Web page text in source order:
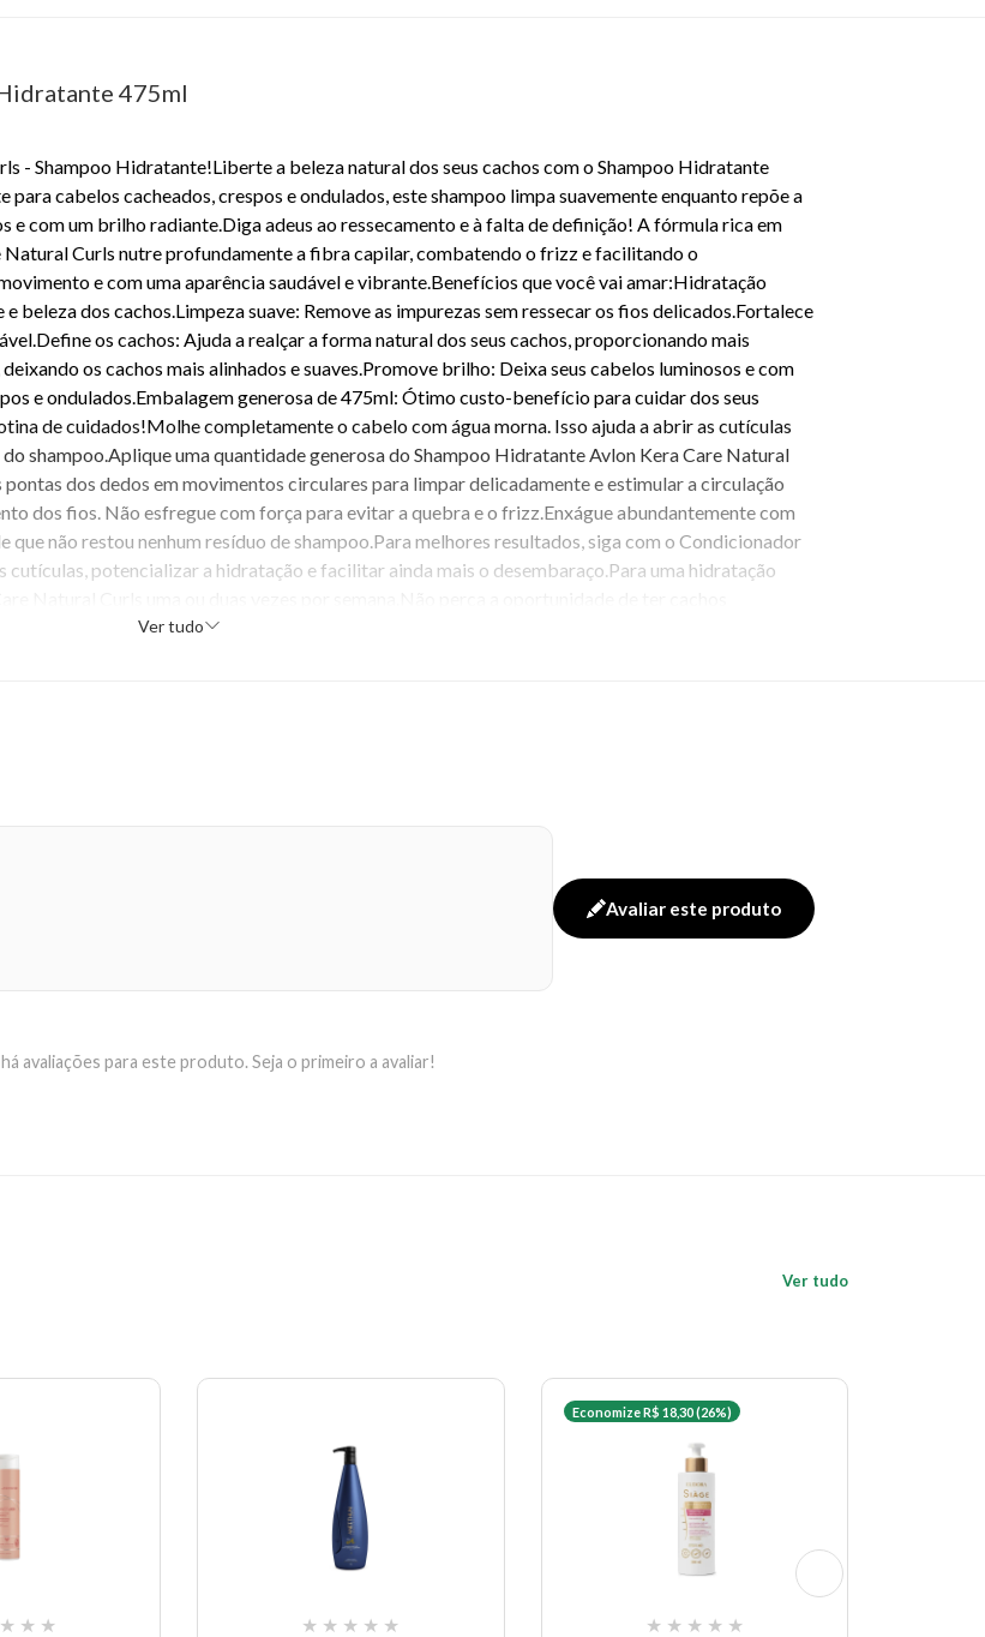
475ml
- Shampoo Hidratante!Liberte a beleza natural dos seus cachos com o Shampoo Hidratante
cabelos cacheados, crespos e ondulados, este shampoo limpa suavemente enquanto repõe a
e com um brilho radiante.Diga adeus ao ressecamento e à falta de definição! A fórmula rica em
Curls nutre profundamente a fibra capilar, combatendo o frizz e facilitando o
e com uma aparência saudável e vibrante.Benefícios que você vai amar:Hidratação
beleza dos cachos.Limpeza suave: Remove as impurezas sem ressecar os fios delicados.Fortalece
os cachos: Ajuda a realçar a forma natural dos seus cachos, proporcionando mais
os cachos mais alinhados e suaves.Promove brilho: Deixa seus cabelos luminosos e com
e ondulados.Embalagem generosa de 475ml: Ótimo custo-benefício para cuidar dos seus
de cuidados!Molhe completamente o cabelo com água morna. Isso ajuda a abrir as cutículas
shampoo.Aplique uma quantidade generosa do Shampoo Hidratante Avlon Kera Care Natural
dos dedos em movimentos circulares para limpar delicadamente e estimular a circulação
dos fios. Não esfregue com força para evitar a quebra e o frizz.Enxágue abundantemente com
não restou nenhum resíduo de shampoo.Para melhores resultados, siga com o Condicionador
potencializar a hidratação e facilitar ainda mais o desembaraço.Para uma hidratação
já o seu Avlon Kera Care Natural Curls - Shampoo Hidratante 475ml e revele a beleza única dos
Ver tudo
Avaliar este produto
avaliações para este produto. Seja o primeiro a avaliar!
Ver tudo
★ ★ ★ ★ ★ ★ ★ ★
Economize R$ 18,30 (26%)
★ ★ ★ ★ ★